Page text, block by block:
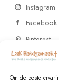
Om de beste
Instagram
Facebook
Pinterest
CONTACT